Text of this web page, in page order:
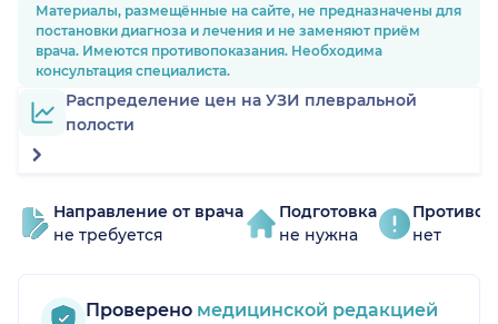
Материалы, размещённые на сайте, не предназначены для
постановки диагноза и лечения и не заменяют приём
врача. Имеются противопоказания. Необходима
консультация специалиста.
Распределение цен на УЗИ плевральной
полости
Направление от врача
не требуется
Подготовка
не нужна
нет
Проверено медицинской редакцией